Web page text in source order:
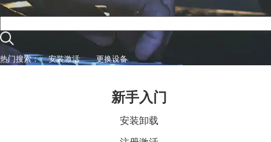
购买
热门搜索： 安装激活 更换设备
新手入门
安装卸载